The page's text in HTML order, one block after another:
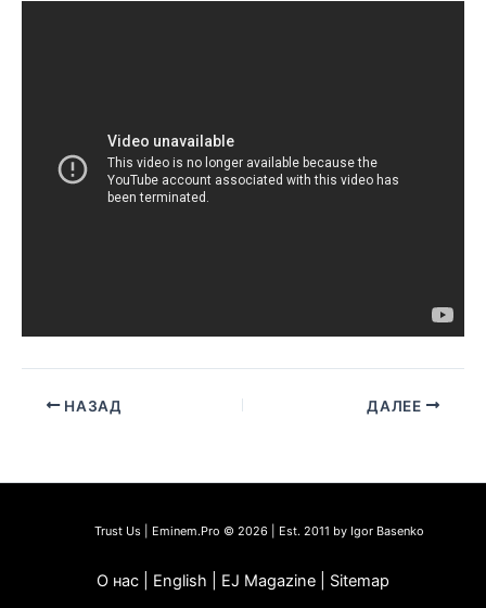
НАЗАД ДАЛЕЕ
Trust Us | Eminem.Pro © 2026 | Est. 2011 by Igor Basenko
О нас | English | EJ Magazine | Sitemap